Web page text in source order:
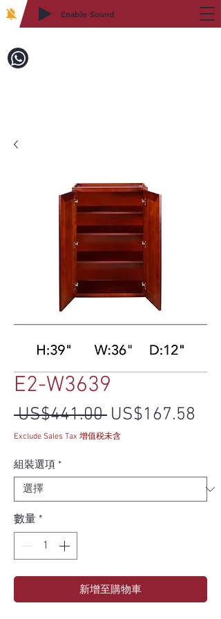
Enable Sound
E2-W3639
US$441.00 一般價格
US$167.58
Exclude Sales Tax 增值税未含
組裝選項 *
數量 *
新增至購物車